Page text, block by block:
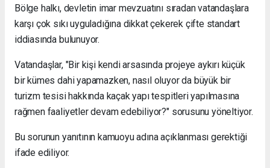
Bölge halkı, devletin imar mevzuatını sıradan vatandaşlara
karşı çok sıkı uyguladığına dikkat çekerek çifte standart
iddiasında bulunuyor.
Vatandaşlar, "Bir kişi kendi arsasında projeye aykırı küçük
bir kümes dahi yapamazken, nasıl oluyor da büyük bir
turizm tesisi hakkında kaçak yapı tespitleri yapılmasına
rağmen faaliyetler devam edebiliyor?" sorusunu yöneltiyor.
Bu sorunun yanıtının kamuoyu adına açıklanması gerektiği
ifade ediliyor.